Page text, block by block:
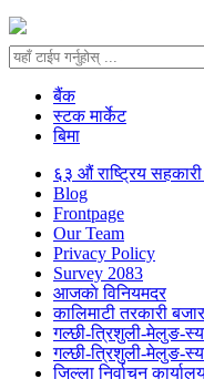
बैंक
स्टक मार्केट
बिमा
६३ औं राष्ट्रिय
Blog
Frontpage
Our Team
Privacy Policy
Survey 2083
आजकाे विनियमदर
कालिमाटी तरकारी
गल्छी-त्रिशुली-मेलुङ-
गल्छी-त्रिशुली-मेलुङ-
जिल्ला निर्वाचन